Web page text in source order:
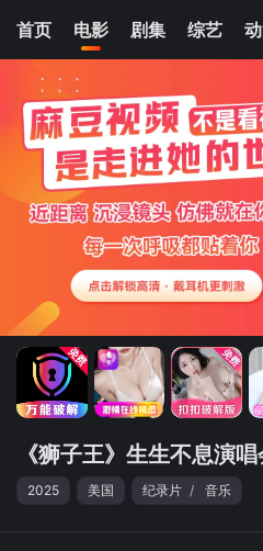
首页 电影 剧集 综艺
《狮子王》生生不息
清空
《狮子王》生生不息演
2025 美国 纪录片 / 音乐